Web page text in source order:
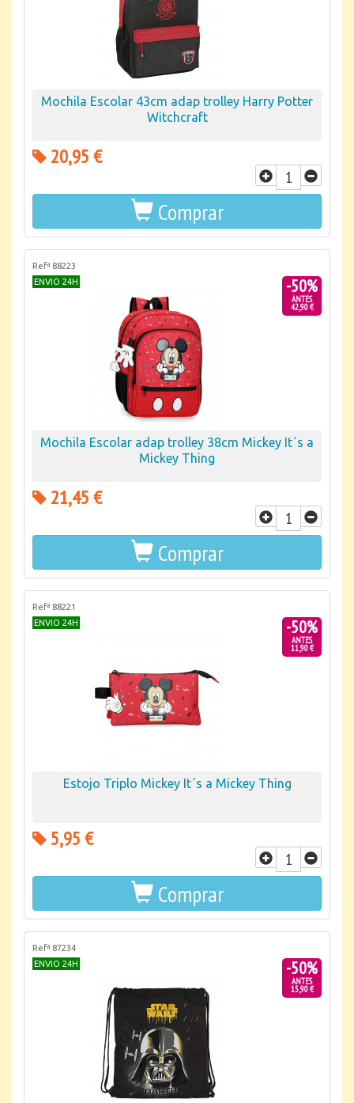
Mochila Escolar 43cm adap trolley Harry Potter
Witchcraft
20,95 €
Comprar
Refª 88223
ENVIO 24H
-50%
ANTES
42,90 €
Mochila Escolar adap trolley 38cm Mickey It´s a
Mickey Thing
21,45 €
Comprar
Refª 88221
ENVIO 24H
-50%
ANTES
11,90 €
Estojo Triplo Mickey It´s a Mickey Thing
5,95 €
Comprar
Refª 87234
ENVIO 24H
-50%
ANTES
15,90 €